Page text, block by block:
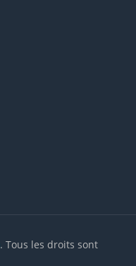
. Tous les droits sont